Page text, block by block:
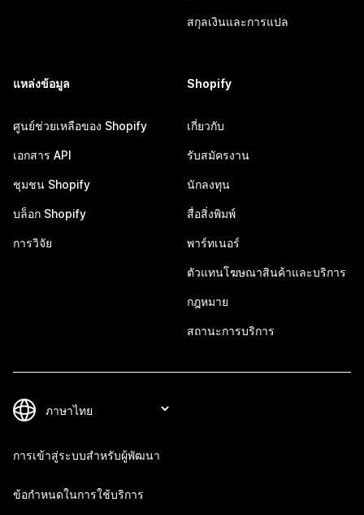
สกุลเงินและการแปล
แหล่งข้อมูล
ศูนย์ช่วยเหลือของ Shopify
เอกสาร API
ชุมชน Shopify
บล็อก Shopify
การวิจัย
Shopify
เกี่ยวกับ
รับสมัครงาน
นักลงทุน
สื่อสิ่งพิมพ์
พาร์ทเนอร์
ตัวแทนโฆษณาสินค้าและบริการ
กฎหมาย
สถานะการบริการ
การเข้าสู่ระบบสำหรับผู้พัฒนา
ข้อกำหนดในการใช้บริการ